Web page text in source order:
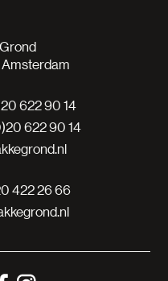
Amsterdam
622 90 14
622 90 14
422 26 66